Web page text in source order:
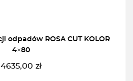
odpadów ROSA CUT KOLOR
4×80
4635,00 zł